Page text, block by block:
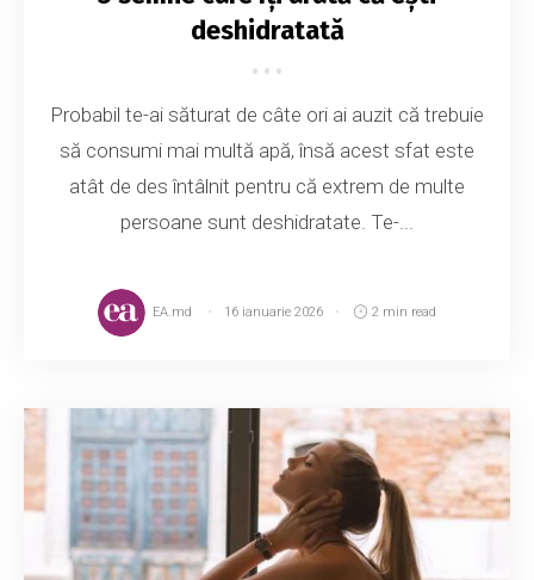
deshidratată
Probabil te-ai săturat de câte ori ai auzit că trebuie
să consumi mai multă apă, însă acest sfat este
atât de des întâlnit pentru că extrem de multe
persoane sunt deshidratate. Te-...
EA.md 16 ianuarie 2026 2 min read